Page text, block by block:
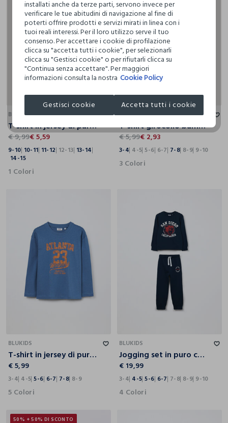
10-11 11-12 12-13 13-14 14-15
BLUKIDS
T-shirt in jersey di puro cotone ragazzo
€ 9,99€ 5,59
9-10 10-11 11-12 12-13 13-14
14-15
1 Colori
3-4 4-5 5-6 6-7 7-8 8-9 9-10
BLUKIDS
T-shirt girocollo bambina
€ 5,99€ 2,93
3-4 4-5 5-6 6-7 7-8 8-9 9-10
3 Colori
BLUKIDS
T-shirt in jersey di puro cotone bambino
€ 5,99
3-4 4-5 5-6 6-7 7-8 8-9
5 Colori
BLUKIDS
Jogging set in puro cotone fleece bambino
€ 19,99
3-4 4-5 5-6 6-7 7-8 8-9 9-10
4 Colori
50% + 50% DI SCONTO
installati anche da terze parti, servono invece per
verificare le tue abitudini di navigazione al fine di
poterti offrire prodotti e servizi mirati in linea con i
tuoi reali interessi. Per il loro utilizzo serve il tuo
consenso. Per accettare i cookie di profilazione
clicca su "accetta tutti i cookie", per selezionarli
clicca su "Gestisci cookie" o per rifiutarli clicca su
"Continua senza accettare". Per maggiori
informazioni consulta la nostra Cookie Policy
Gestisci cookie Accetta tutti i cookie